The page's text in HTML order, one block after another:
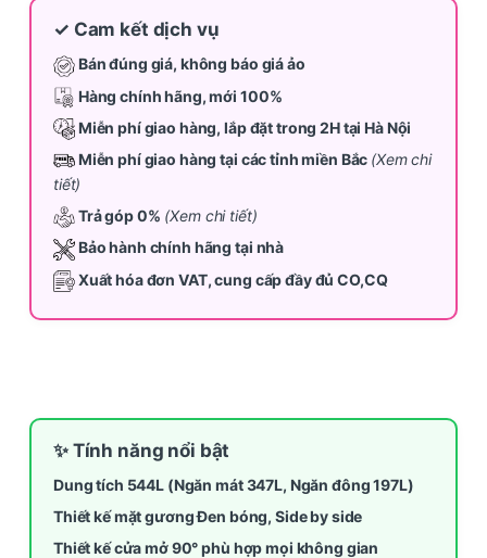
✓ Cam kết dịch vụ
Bán đúng giá, không báo giá ảo
Hàng chính hãng, mới 100%
Miễn phí giao hàng, lắp đặt trong 2H tại Hà Nội
Miễn phí giao hàng tại các tỉnh miền Bắc (Xem chi
tiết)
Trả góp 0% (Xem chi tiết)
Bảo hành chính hãng tại nhà
Xuất hóa đơn VAT, cung cấp đầy đủ CO,CQ
✨ Tính năng nổi bật
Dung tích 544L (Ngăn mát 347L, Ngăn đông 197L)
Thiết kế mặt gương Đen bóng, Side by side
Thiết kế cửa mở 90° phù hợp mọi không gian